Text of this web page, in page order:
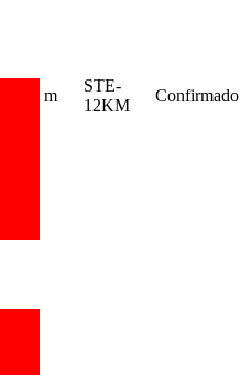
m
STE-
12KM
Confirmado